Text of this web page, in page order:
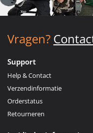
Vragen?
Support
Help & Contact
Verzendinformatie
Orderstatus
Retourneren